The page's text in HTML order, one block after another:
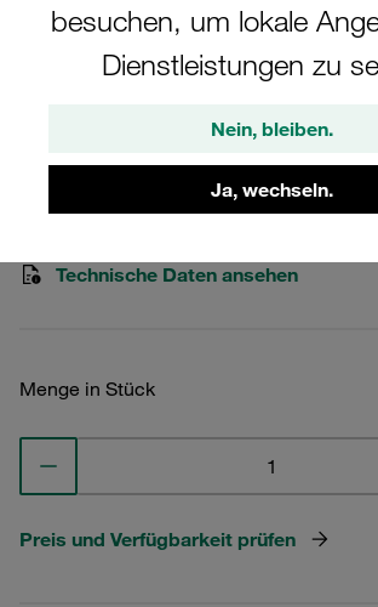
besuchen, um lokale
Dienstleistungen zu
Nein, bleiben.
Ja, wechseln.
Komplettschelle Schwere
6S Ø38mm Polypropylen W3
AF-Schraube SI-Platte, AF-
STAUFF Materialnr. 1110012733
Technische Daten ansehen
Menge in Stück
Preis und Verfügbarkeit prüfen